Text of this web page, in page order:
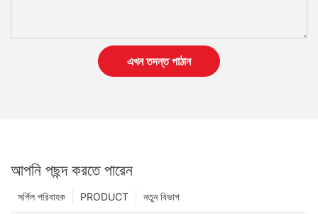
এখন তদন্ত পাঠান
আপনি পছন্দ করতে পারেন
নতুন বিভাগ
PRODUCT
সর্পিল পরিবাহক